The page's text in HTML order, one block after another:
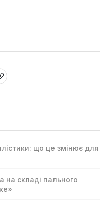
що це змінює для
складі пального